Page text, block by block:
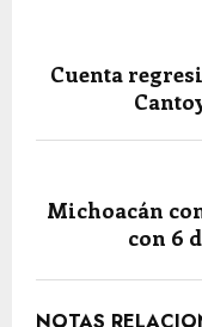
Cuenta
Michoacán
con 6